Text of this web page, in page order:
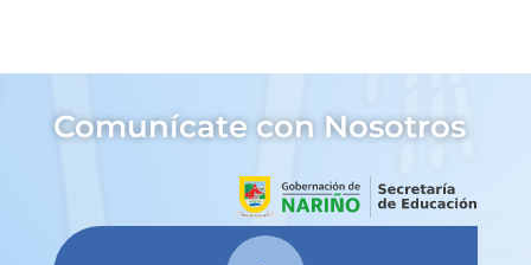
Comunícate con Nosotros